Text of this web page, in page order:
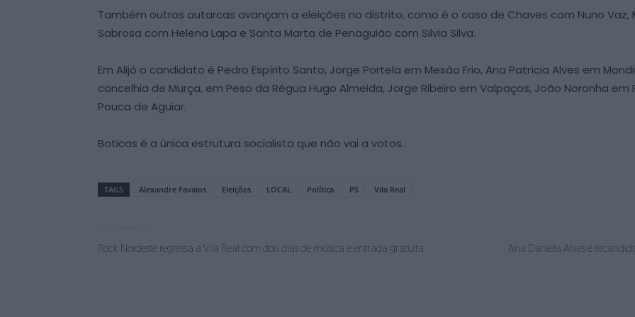
Também outros autarcas avançam a eleições no distrito, como é o caso de Chaves com Nuno Vaz,
Sabrosa com Helena Lapa e Santa Marta de Penaguião com Silvia Silva.
Em Alijó o candidato é Pedro Espírito Santo, Jorge Portela em Mesão Frio, Ana Patrícia Alves em
concelhia de Murça, em Peso da Régua Hugo Almeida, Jorge Ribeiro em Valpaços, João Noronha
Pouca de Aguiar.
Boticas é a única estrutura socialista que não vai a votos.
TAGS Alexandre Favaios Eleições LOCAL Política PS Vila Real
Rock Nordeste regressa a Vila Real com dois dias de música e entrada gratuita Ana Daniela Alves é